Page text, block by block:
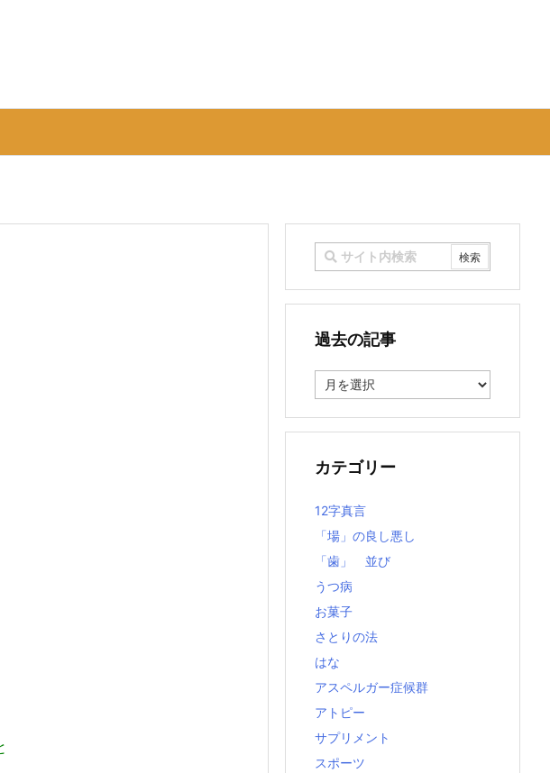
過去の記事
去
記
カテゴリー
12字真言
「場」の良し悪し
「歯」 並び
うつ病
お菓子
さとりの法
はな
アスペルガー症候群
アトピー
サプリメント
スポーツ